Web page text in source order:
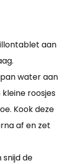
aan
water aan
roosjes
Kook deze
af en zet
de